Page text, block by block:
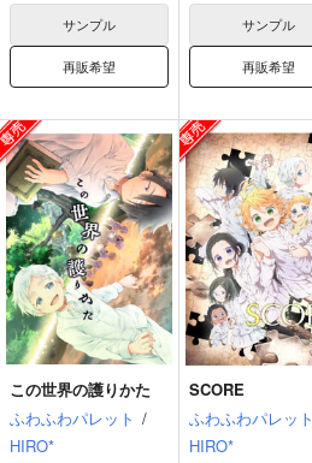
サンプル
再販希望
サンプル
再販希望
この世界の護りかた
ふわふわパレット /
HIRO*
SCORE
ふわふわパレット
HIRO*